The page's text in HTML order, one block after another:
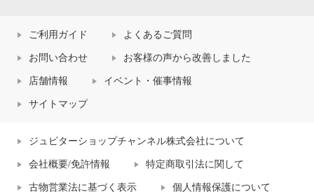
ご利用ガイド よくあるご質問
お問い合わせ お客様の声から改善しました
店舗情報 イベント・催事情報
サイトマップ
ジュピターショップチャンネル株式会社について
会社概要/免許情報 特定商取引法に関して
古物営業法に基づく表示 個人情報保護について